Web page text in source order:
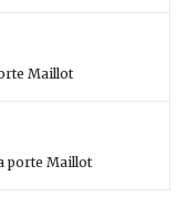
Maillot
porte Maillot